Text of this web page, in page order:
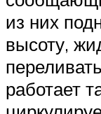
из них
высоту,
работает